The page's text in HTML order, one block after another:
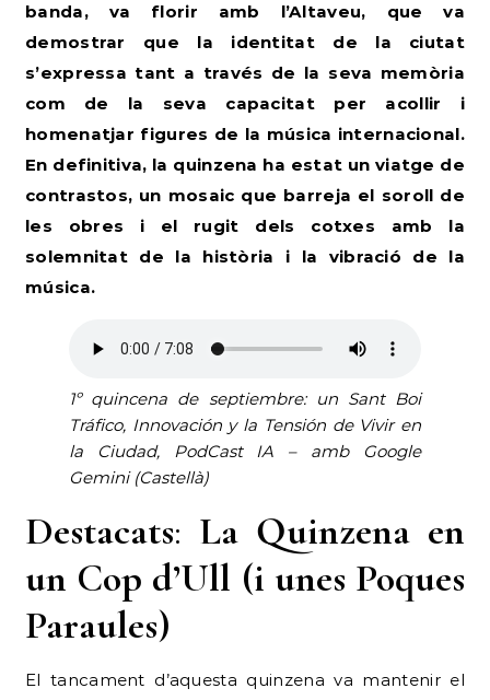
banda, va florir amb l’Altaveu, que va
demostrar que la identitat de la ciutat
s’expressa tant a través de la seva memòria
com de la seva capacitat per acollir i
homenatjar figures de la música internacional.
En definitiva, la quinzena ha estat un viatge de
contrastos, un mosaic que barreja el soroll de
les obres i el rugit dels cotxes amb la
solemnitat de la història i la vibració de la
música.
1º quincena de septiembre: un Sant Boi
Tráfico, Innovación y la Tensión de Vivir en
la Ciudad, PodCast IA – amb Google
Gemini (Castellà)
Destacats: La Quinzena en
un Cop d’Ull (i unes Poques
Paraules)
El tancament d’aquesta quinzena va mantenir el